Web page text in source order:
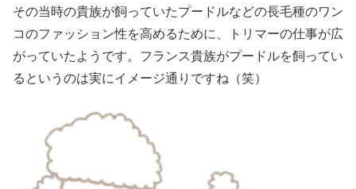
その当時の貴族が飼っていたプードルなどの長毛種のワン
コのファッション性を高めるために、トリマーの仕事が広
がっていたようです。フランス貴族がプードルを飼ってい
るというのは実にイメージ通りですね（笑）